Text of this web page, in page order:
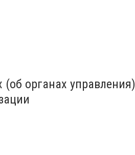
органах управления)